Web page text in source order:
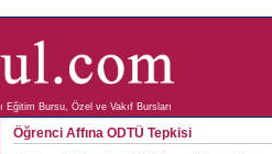
Eğitim Bursu, Özel ve Vakıf Bursları
Öğrenci Affına ODTÜ Tepkisi